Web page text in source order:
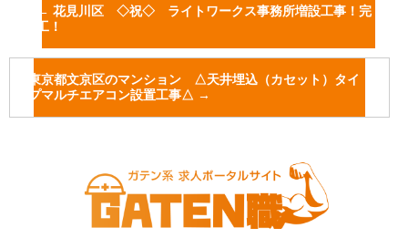
← 花見川区 ◇祝◇ ライトワークス事務所増設工事！完
工！
東京都文京区のマンション △天井埋込（カセット）タイ
プマルチエアコン設置工事△ →